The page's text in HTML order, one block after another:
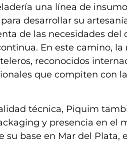
una línea de
desarrollar su
de las necesidades
En este camino,
reconocidos
que compiten con
técnica, Piquim
y presencia en el
su base en Mar del Plata,